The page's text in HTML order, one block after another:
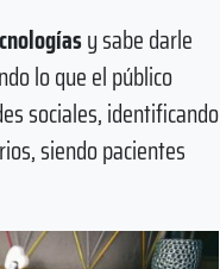
y sabe darle
lo que el público
sociales, identificando
siendo pacientes